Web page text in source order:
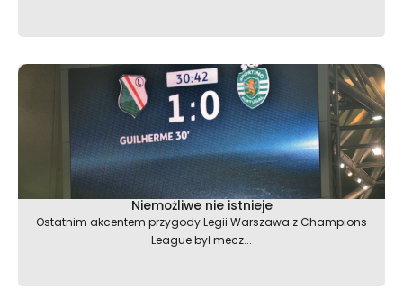
Niemożliwe nie istnieje
Ostatnim akcentem przygody Legii Warszawa z Champions
League był mecz...